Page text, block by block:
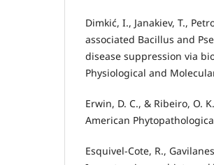
Dimkić, I., Janakiev, T.,
associated Bacillus and
disease suppression via
Physiological and
Erwin, D. C., & Ribeiro, O.
American
Esquivel-Cote, R.,